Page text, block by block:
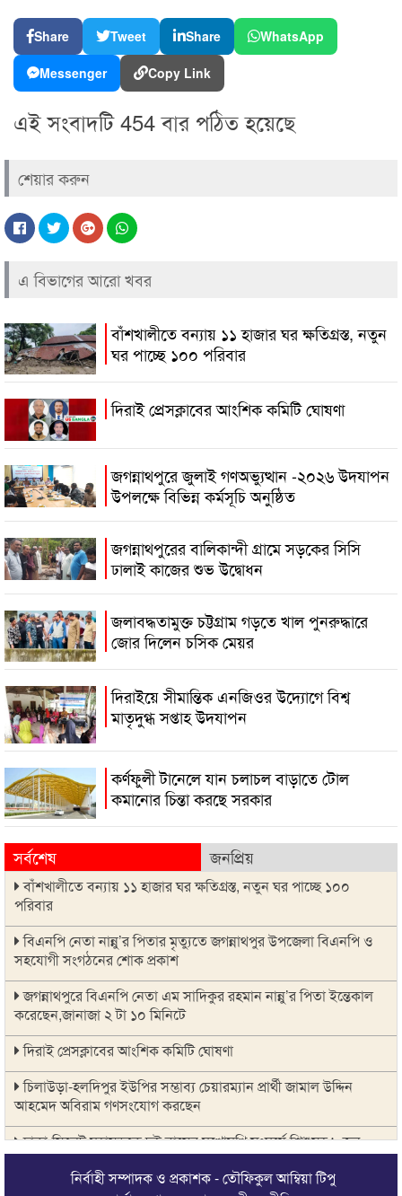
Share Tweet Share WhatsApp
Messenger Copy Link
এই সংবাদটি 454 বার পঠিত হয়েছে
শেয়ার করুন
এ বিভাগের আরো খবর
বাঁশখালীতে বন্যায় ১১ হাজার ঘর ক্ষতিগ্রস্ত, নতুন
ঘর পাচ্ছে ১০০ পরিবার
দিরাই প্রেসক্লাবের আংশিক কমিটি ঘোষণা
জগন্নাথপুরে জুলাই গণঅভ্যুত্থান -২০২৬ উদযাপন
উপলক্ষে বিভিন্ন কর্মসূচি অনুষ্ঠিত
জগন্নাথপুরের বালিকান্দী গ্রামে সড়কের সিসি
ঢালাই কাজের শুভ উদ্বোধন
জলাবদ্ধতামুক্ত চট্টগ্রাম গড়তে খাল পুনরুদ্ধারে
জোর দিলেন চসিক মেয়র
দিরাইয়ে সীমান্তিক এনজিওর উদ্যোগে বিশ্ব
মাতৃদুগ্ধ সপ্তাহ উদযাপন
কর্ণফুলী টানেলে যান চলাচল বাড়াতে টোল
কমানোর চিন্তা করছে সরকার
সর্বশেষ জনপ্রিয়
বাঁশখালীতে বন্যায় ১১ হাজার ঘর ক্ষতিগ্রস্ত, নতুন ঘর পাচ্ছে ১০০
পরিবার
বিএনপি নেতা নান্নু’র পিতার মৃত্যুতে জগন্নাথপুর উপজেলা বিএনপি ও
সহযোগী সংগঠনের শোক প্রকাশ
জগন্নাথপুরে বিএনপি নেতা এম সাদিকুর রহমান নান্নু’র পিতা ইন্তেকাল
করেছেন,জানাজা ২ টা ১০ মিনিটে
দিরাই প্রেসক্লাবের আংশিক কমিটি ঘোষণা
চিলাউড়া-হলদিপুর ইউপির সম্ভাব্য চেয়ারম্যান প্রার্থী জামাল উদ্দিন
আহমেদ অবিরাম গণসংযোগ করছেন
ঢাকা-সিলেট মহাসড়কে দুই বাসের মুখোমুখি সংঘর্ষে শিশুসহ ৯ জন
নিহত
নির্বাহী সম্পাদক ও প্রকাশক - তৌফিকুল আম্বিয়া টিপু